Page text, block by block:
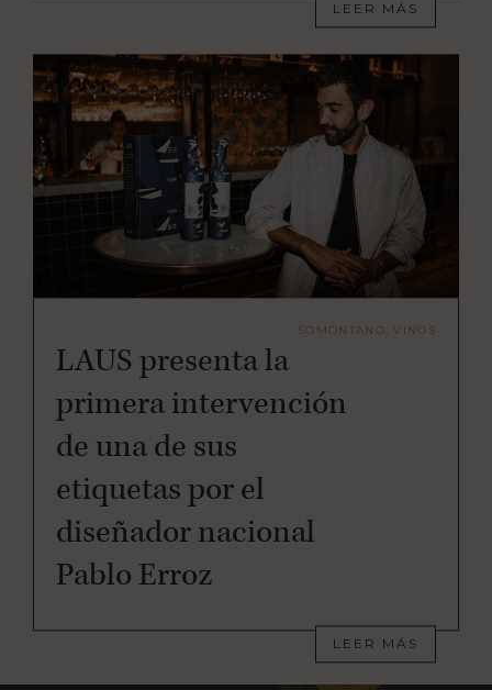
LEER MÁS
SOMONTANO, VINOS
LAUS presenta la
primera intervención
de una de sus
etiquetas por el
diseñador nacional
Pablo Erroz
LEER MÁS